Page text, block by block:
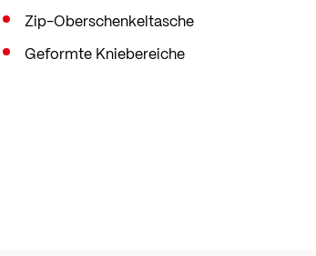
Zip-Oberschenkeltasche
Geformte Kniebereiche